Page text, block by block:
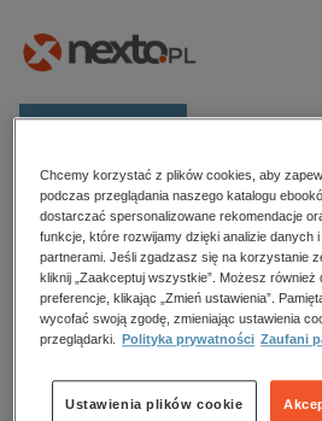
Kategorie
Zobacz wszystkie E-prasa
budownictwo, aranżacja
biznesowe, branżowe,
dzienniki
Strona główna Aneta Sieradzka
Aneta Sieradzka
Sortowanie
Chcemy korzystać z plików cookies, aby
podczas przeglądania naszego katalogu
dostarczać spersonalizowane rekomendacje
funkcje, które rozwijamy dzięki analizie danych
partnerami. Jeśli zgadzasz się na korzystanie
kliknij „Zaakceptuj wszystkie”. Możesz również
preferencje, klikając „Zmień ustawienia”.
wycofać swoją zgodę, zmieniając ustawienia
przeglądarki.
Polityka prywatności Zaufani
Ustawienia plików cookie